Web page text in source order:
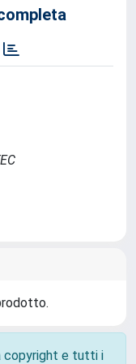
copyright e tutti i